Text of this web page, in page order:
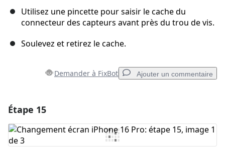
Utilisez une pincette pour saisir le cache du
connecteur des capteurs avant près du trou de vis.
Soulevez et retirez le cache.
Demander à FixBot Ajouter un commentaire
Ajouter un commentaire
Étape 15